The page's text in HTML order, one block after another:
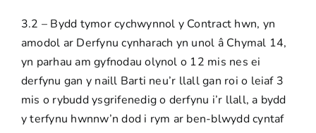
3.2 – Bydd tymor cychwynnol y Contract hwn, yn
amodol ar Derfynu cynharach yn unol â Chymal 14,
yn parhau am gyfnodau olynol o 12 mis nes ei
derfynu gan y naill Barti neu’r llall gan roi o leiaf 3
mis o rybudd ysgrifenedig o derfynu i’r llall, a bydd
y terfynu hwnnw’n dod i rym ar ben-blwydd cyntaf